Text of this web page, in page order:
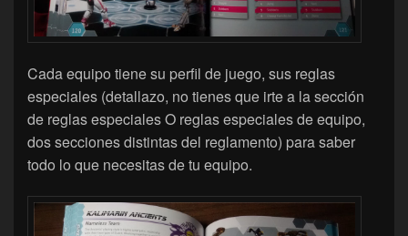
Cada equipo tiene su perfil de juego, sus reglas
especiales (detallazo, no tienes que irte a la sección
de reglas especiales O reglas especiales de equipo,
dos secciones distintas del reglamento) para saber
todo lo que necesitas de tu equipo.